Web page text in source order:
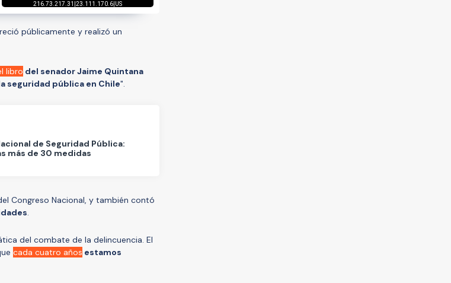
públicamente y realizó un
libro del senador Jaime Quintana
seguridad pública en Chile".
de Seguridad Pública:
más de 30 medidas
Congreso Nacional, y también contó
.
del combate de la delincuencia. El
cada cuatro años estamos